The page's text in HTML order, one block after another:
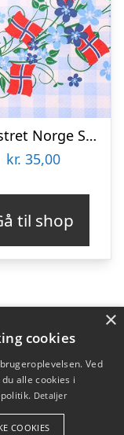
Blomstret Norge Servietter
kr. 35,00
til shop
×
cookies
Ved
alle cookies i
Detaljer
COOKIES